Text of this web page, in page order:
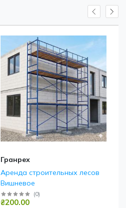
Гранрех
Аренда строительных лесов
Вишневое
(0)
₴200.00